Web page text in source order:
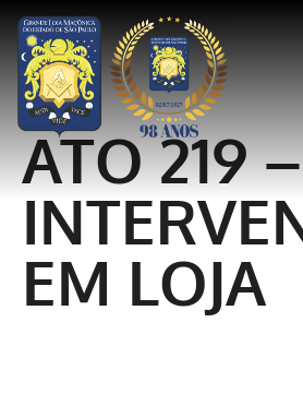
ATO 219 –
EM LOJA